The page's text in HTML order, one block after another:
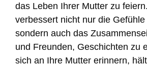
das Leben Ihrer Mutter zu
verbessert nicht nur die
sondern auch das
und Freunden, Geschichten zu
sich an Ihre Mutter erinnern,